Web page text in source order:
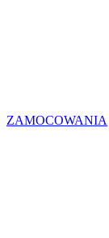
ZAMOCOWANIA